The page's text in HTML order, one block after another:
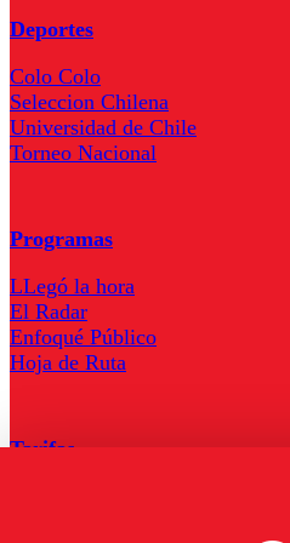
Deportes
Colo Colo
Seleccion Chilena
Universidad de Chile
Torneo Nacional
Programas
LLegó la hora
El Radar
Enfoqué Público
Hoja de Ruta
Tarifas